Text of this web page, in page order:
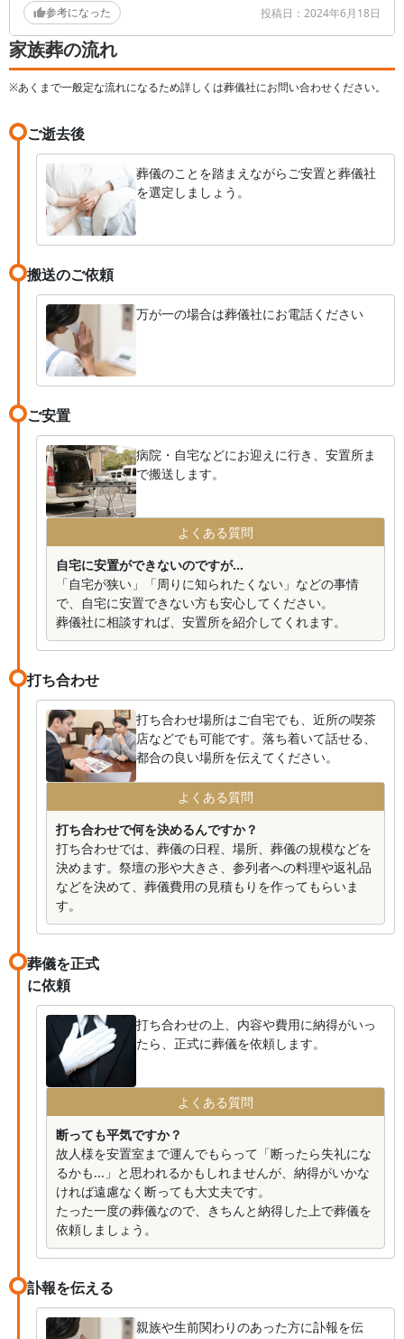
Q実際にご利用頂いたご感想をご自由にご記入ください
ませ。
何から何まで、全てお世話になりました！
本当にありがとうございます。
私達に寄り添ってくれて、気持ちも落ち着きました。
心強かったです。
参考になった 投稿日： 2024年6月18日
家族葬の流れ
※あくまで一般定な流れになるため詳しくは葬儀社にお問い合わせください。
ご逝去後
葬儀のことを踏まえながらご安置と葬儀社
を選定しましょう。
搬送のご依頼
万が一の場合は葬儀社にお電話ください
ご安置
病院・自宅などにお迎えに行き、安置所ま
で搬送します。
よくある質問
自宅に安置ができないのですが...
「自宅が狭い」「周りに知られたくない」などの事情
で、自宅に安置できない方も安心してください。
葬儀社に相談すれば、安置所を紹介してくれます。
打ち合わせ
打ち合わせ場所はご自宅でも、近所の喫茶
店などでも可能です。落ち着いて話せる、
都合の良い場所を伝えてください。
よくある質問
打ち合わせで何を決めるんですか？
打ち合わせでは、葬儀の日程、場所、葬儀の規模などを
決めます。祭壇の形や大きさ、参列者への料理や返礼品
などを決めて、葬儀費用の見積もりを作ってもらいま
す。
葬儀を正式
に依頼
打ち合わせの上、内容や費用に納得がいっ
たら、正式に葬儀を依頼します。
よくある質問
断っても平気ですか？
故人様を安置室まで運んでもらって「断ったら失礼にな
るかも...」と思われるかもしれませんが、納得がいかな
ければ遠慮なく断っても大丈夫です。
たった一度の葬儀なので、きちんと納得した上で葬儀を
依頼しましょう。
訃報を伝える
親族や生前関わりのあった方に訃報を伝